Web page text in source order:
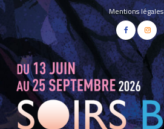
Mentions légales
Panneau de gestion des cookies